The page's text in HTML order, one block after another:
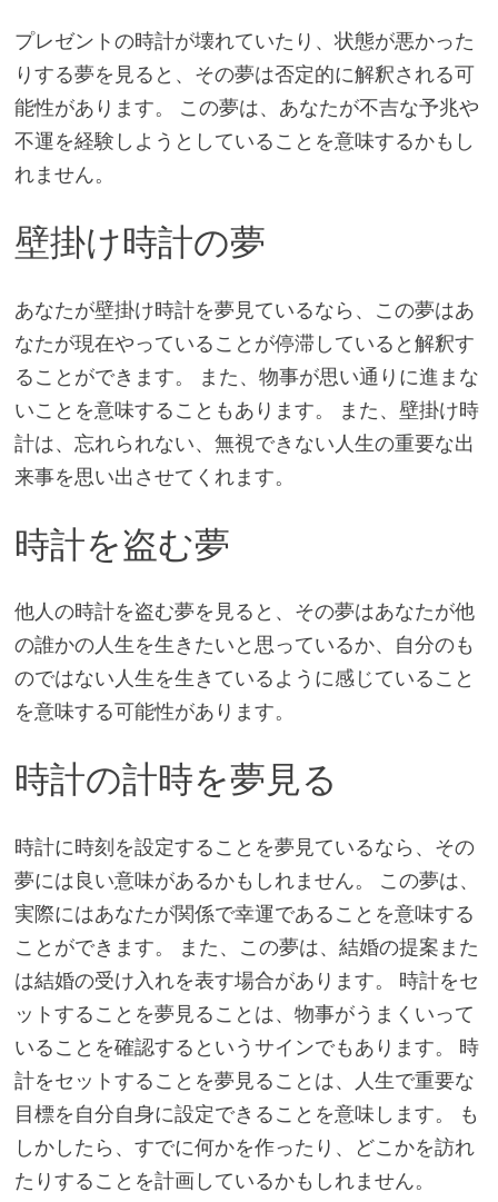
プレゼントの時計が壊れていたり、状態が悪かった
りする夢を見ると、その夢は否定的に解釈される可
能性があります。 この夢は、あなたが不吉な予兆や
不運を経験しようとしていることを意味するかもし
れません。
壁掛け時計の夢
あなたが壁掛け時計を夢見ているなら、この夢はあ
なたが現在やっていることが停滞していると解釈す
ることができます。 また、物事が思い通りに進まな
いことを意味することもあります。 また、壁掛け時
計は、忘れられない、無視できない人生の重要な出
来事を思い出させてくれます。
時計を盗む夢
他人の時計を盗む夢を見ると、その夢はあなたが他
の誰かの人生を生きたいと思っているか、自分のも
のではない人生を生きているように感じていること
を意味する可能性があります。
時計の計時を夢見る
時計に時刻を設定することを夢見ているなら、その
夢には良い意味があるかもしれません。 この夢は、
実際にはあなたが関係で幸運であることを意味する
ことができます。 また、この夢は、結婚の提案また
は結婚の受け入れを表す場合があります。 時計をセ
ットすることを夢見ることは、物事がうまくいって
いることを確認するというサインでもあります。 時
計をセットすることを夢見ることは、人生で重要な
目標を自分自身に設定できることを意味します。 も
しかしたら、すでに何かを作ったり、どこかを訪れ
たりすることを計画しているかもしれません。